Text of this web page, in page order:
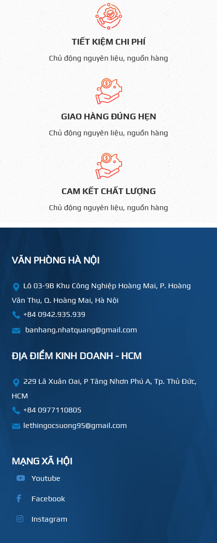
TIẾT KIỆM CHI PHÍ
Chủ động nguyên liệu, nguồn hàng
GIAO HÀNG ĐÚNG HẸN
Chủ động nguyên liệu, nguồn hàng
CAM KẾT CHẤT LƯỢNG
Chủ động nguyên liệu, nguồn hàng
VĂN PHÒNG HÀ NỘI
Lô 03-9B Khu Công Nghiệp Hoàng Mai, P. Hoàng
Văn Thụ, Q. Hoàng Mai, Hà Nội
+84 0942.935.939
banhang.nhatquang@gmail.com
ĐỊA ĐIỂM KINH DOANH - HCM
229 Lã Xuân Oai, P Tăng Nhơn Phú A, Tp. Thủ Đức,
HCM
+84 0977110805
lethingocsuong95@gmail.com
MẠNG XÃ HỘI
Youtube
Facebook
Instagram